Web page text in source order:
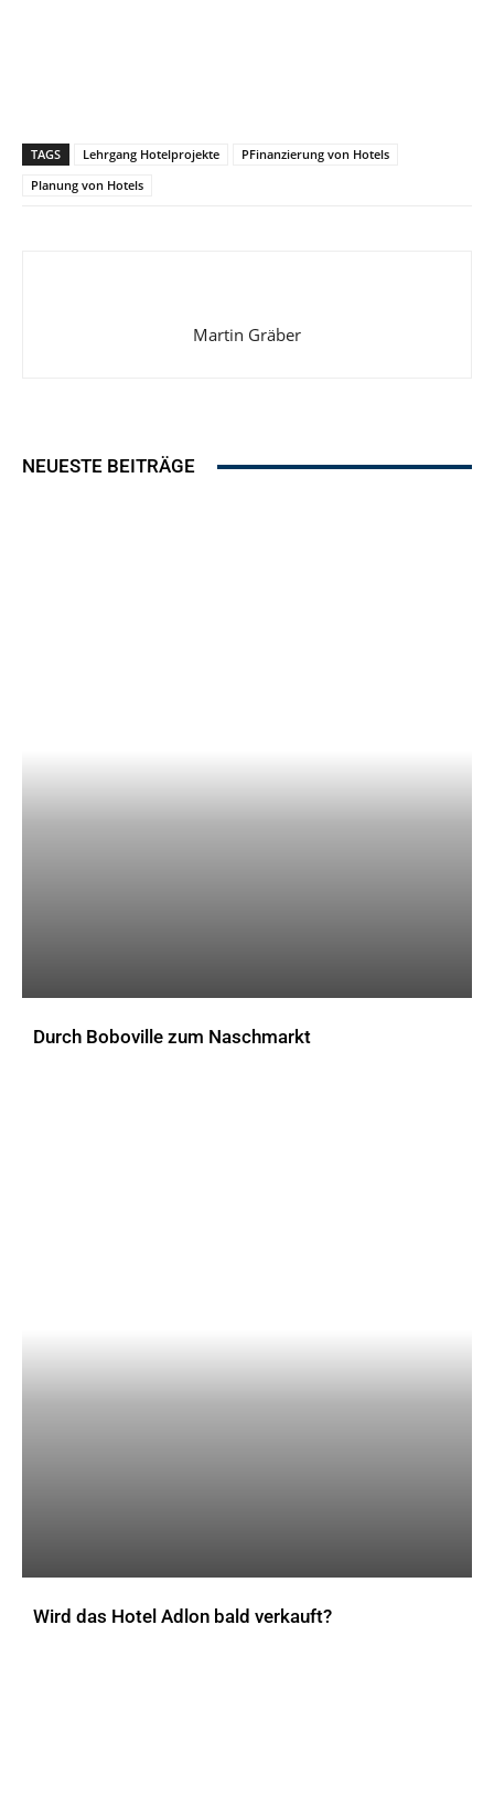
TAGS Lehrgang Hotelprojekte
PFinanzierung von Hotels
Planung von Hotels
Martin Gräber
NEUESTE BEITRÄGE
Durch Boboville zum Naschmarkt
Wird das Hotel Adlon bald verkauft?